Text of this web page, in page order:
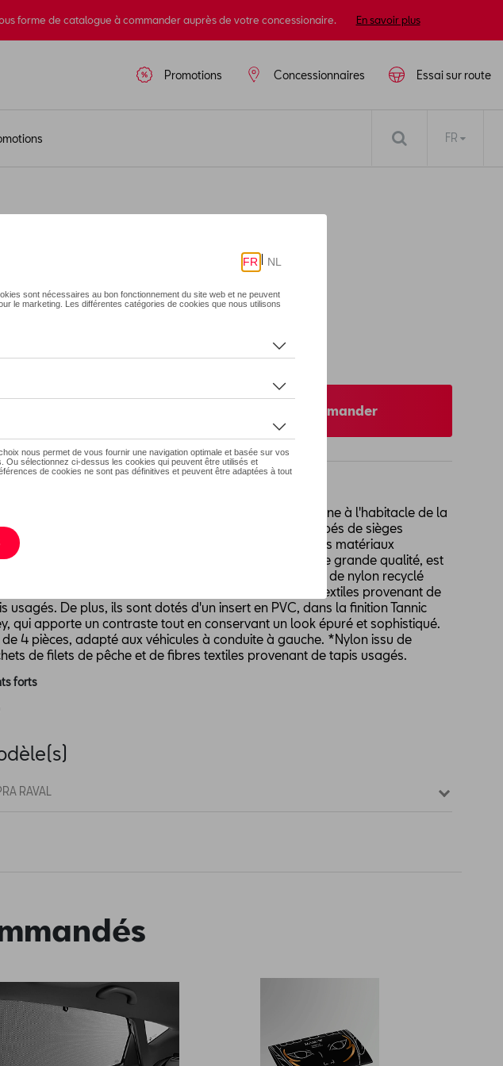
forme de catalogue à commander auprès de votre concessionaire. En savoir plus
Essai sur route
Concessionnaires
Promotions
FR
Contactez votre concessionnaire pour commander
finition Feel apporte une touche élégante et contemporaine à l'habitacle de la
Raval. Spécialement conçus pour les véhicules équipés de sièges
en cuir vegan (N0C), ces tapis de sol misent sur des matériaux
fidèles à l'esprit novateur de CUPRA. Leur tissu, de grande qualité, est
en tufting Black Econyl®, composé à 42,99 % de fil de nylon recyclé
issu de déchets de filets de pêche et de fibres textiles provenant de
usagés. De plus, ils sont dotés d'un insert en PVC, dans la finition Tannic
qui apporte un contraste tout en conservant un look épuré et sophistiqué.
de 4 pièces, adapté aux véhicules à conduite à gauche. *Nylon issu de
de filets de pêche et de fibres textiles provenant de tapis usagés.
forts
RAVAL